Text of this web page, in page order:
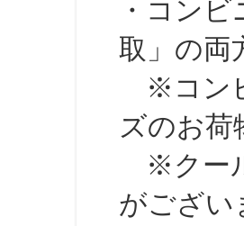
・コンビ
取」の両
※コンビ
ズのお荷
※クール
がござい